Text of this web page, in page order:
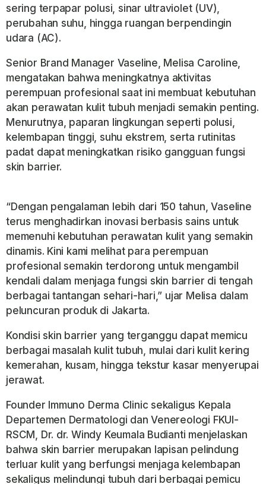
sering terpapar polusi, sinar ultraviolet (UV),
perubahan suhu, hingga ruangan berpendingin
udara (AC).
Senior Brand Manager Vaseline, Melisa Caroline,
mengatakan bahwa meningkatnya aktivitas
perempuan profesional saat ini membuat kebutuhan
akan perawatan kulit tubuh menjadi semakin penting.
Menurutnya, paparan lingkungan seperti polusi,
kelembapan tinggi, suhu ekstrem, serta rutinitas
padat dapat meningkatkan risiko gangguan fungsi
skin barrier.
“Dengan pengalaman lebih dari 150 tahun, Vaseline
terus menghadirkan inovasi berbasis sains untuk
memenuhi kebutuhan perawatan kulit yang semakin
dinamis. Kini kami melihat para perempuan
profesional semakin terdorong untuk mengambil
kendali dalam menjaga fungsi skin barrier di tengah
berbagai tantangan sehari-hari,” ujar Melisa dalam
peluncuran produk di Jakarta.
Kondisi skin barrier yang terganggu dapat memicu
berbagai masalah kulit tubuh, mulai dari kulit kering
kemerahan, kusam, hingga tekstur kasar menyerupai
jerawat.
Founder Immuno Derma Clinic sekaligus Kepala
Departemen Dermatologi dan Venereologi FKUI-
RSCM, Dr. dr. Windy Keumala Budianti menjelaskan
bahwa skin barrier merupakan lapisan pelindung
terluar kulit yang berfungsi menjaga kelembapan
sekaligus melindungi tubuh dari berbagai pemicu